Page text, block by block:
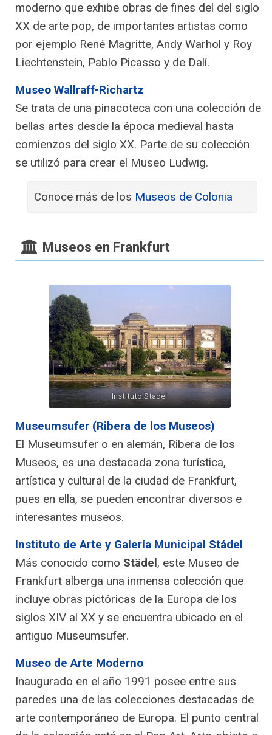
moderno que exhibe obras de fines del del siglo
XX de arte pop, de importantes artistas como
por ejemplo René Magritte, Andy Warhol y Roy
Liechtenstein, Pablo Picasso y de Dalí.
Museo Wallraff-Richartz
Se trata de una pinacoteca con una colección de
bellas artes desde la época medieval hasta
comienzos del siglo XX. Parte de su colección
se utilizó para crear el Museo Ludwig.
Conoce más de los Museos de Colonia
Museos en Frankfurt
Instituto Stadel
Museumsufer (Ribera de los Museos)
El Museumsufer o en alemán, Ribera de los
Museos, es una destacada zona turística,
artística y cultural de la ciudad de Frankfurt,
pues en ella, se pueden encontrar diversos e
interesantes museos.
Instituto de Arte y Galería Municipal Stádel
Más conocido como Städel, este Museo de
Frankfurt alberga una inmensa colección que
incluye obras pictóricas de la Europa de los
siglos XIV al XX y se encuentra ubicado en el
antiguo Museumsufer.
Museo de Arte Moderno
Inaugurado en el año 1991 posee entre sus
paredes una de las colecciones destacadas de
arte contemporáneo de Europa. El punto central